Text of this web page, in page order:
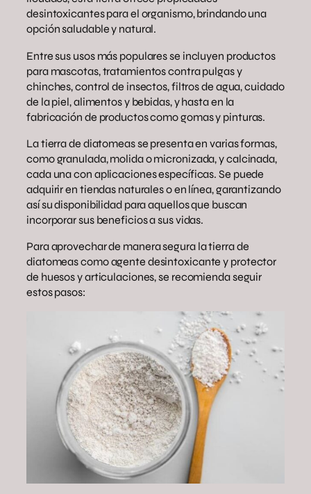
desintoxicantes para el organismo, brindando una
opción saludable y natural.
Entre sus usos más populares se incluyen productos
para mascotas, tratamientos contra pulgas y
chinches, control de insectos, filtros de agua, cuidado
de la piel, alimentos y bebidas, y hasta en la
fabricación de productos como gomas y pinturas.
La tierra de diatomeas se presenta en varias formas,
como granulada, molida o micronizada, y calcinada,
cada una con aplicaciones específicas. Se puede
adquirir en tiendas naturales o en línea, garantizando
así su disponibilidad para aquellos que buscan
incorporar sus beneficios a sus vidas.
Para aprovechar de manera segura la tierra de
diatomeas como agente desintoxicante y protector
de huesos y articulaciones, se recomienda seguir
estos pasos: